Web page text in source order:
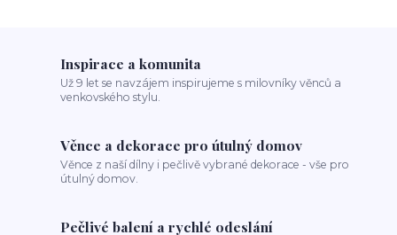
Inspirace a komunita
Už 9 let se navzájem inspirujeme s milovníky věnců a
venkovského stylu.
Věnce a dekorace pro útulný domov
Věnce z naší dílny i pečlivě vybrané dekorace - vše pro
útulný domov.
Pečlivé balení a rychlé odeslání